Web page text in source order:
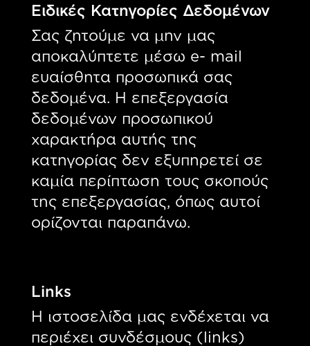
Ειδικές Κατηγορίες Δεδομένων
Σας ζητούμε να μην μας
αποκαλύπτετε μέσω e- mail
ευαίσθητα προσωπικά σας
δεδομένα. Η επεξεργασία
δεδομένων προσωπικού
χαρακτήρα αυτής της
κατηγορίας δεν εξυπηρετεί σε
καμία περίπτωση τους σκοπούς
της επεξεργασίας, όπως αυτοί
ορίζονται παραπάνω.
Links
Η ιστοσελίδα μας ενδέχεται να
περιέχει συνδέσμους (links)